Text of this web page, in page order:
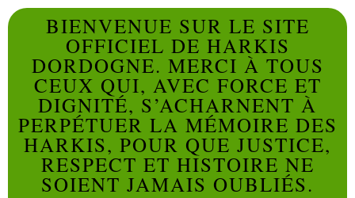
BIENVENUE SUR LE SITE
OFFICIEL DE HARKIS
DORDOGNE. MERCI À TOUS
CEUX QUI, AVEC FORCE ET
DIGNITÉ, S’ACHARNENT À
PERPÉTUER LA MÉMOIRE DES
HARKIS, POUR QUE JUSTICE,
RESPECT ET HISTOIRE NE
SOIENT JAMAIS OUBLIÉS.